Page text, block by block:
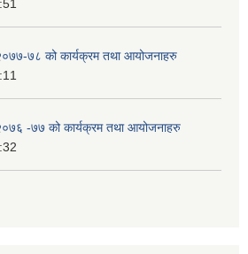
७८ को कार्यक्रम तथा आयोजनाहरु
-७७ को कार्यक्रम तथा आयोजनाहरु